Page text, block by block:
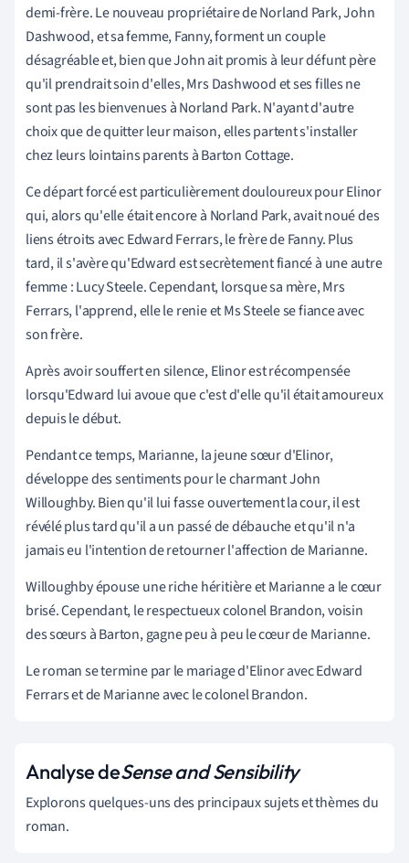
demi-frère. Le nouveau propriétaire de Norland Park, John
Dashwood, et sa femme, Fanny, forment un couple
désagréable et, bien que John ait promis à leur défunt père
qu'il prendrait soin d'elles, Mrs Dashwood et ses filles ne
sont pas les bienvenues à Norland Park. N'ayant d'autre
choix que de quitter leur maison, elles partent s'installer
chez leurs lointains parents à Barton Cottage.
Ce départ forcé est particulièrement douloureux pour Elinor
qui, alors qu'elle était encore à Norland Park, avait noué des
liens étroits avec Edward Ferrars, le frère de Fanny. Plus
tard, il s'avère qu'Edward est secrètement fiancé à une autre
femme : Lucy Steele. Cependant, lorsque sa mère, Mrs
Ferrars, l'apprend, elle le renie et Ms Steele se fiance avec
son frère.
Après avoir souffert en silence, Elinor est récompensée
lorsqu'Edward lui avoue que c'est d'elle qu'il était amoureux
depuis le début.
Pendant ce temps, Marianne, la jeune sœur d'Elinor,
développe des sentiments pour le charmant John
Willoughby. Bien qu'il lui fasse ouvertement la cour, il est
révélé plus tard qu'il a un passé de débauche et qu'il n'a
jamais eu l'intention de retourner l'affection de Marianne.
Willoughby épouse une riche héritière et Marianne a le cœur
brisé. Cependant, le respectueux colonel Brandon, voisin
des sœurs à Barton, gagne peu à peu le cœur de Marianne.
Le roman se termine par le mariage d'Elinor avec Edward
Ferrars et de Marianne avec le colonel Brandon.
Analyse deSense and Sensibility
Explorons quelques-uns des principaux sujets et thèmes du
roman.